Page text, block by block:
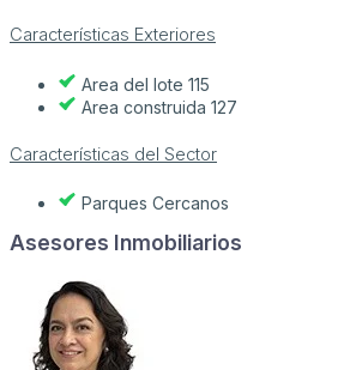
Características Exteriores
Area del lote 115
Area construida 127
Características del Sector
Parques Cercanos
Asesores Inmobiliarios